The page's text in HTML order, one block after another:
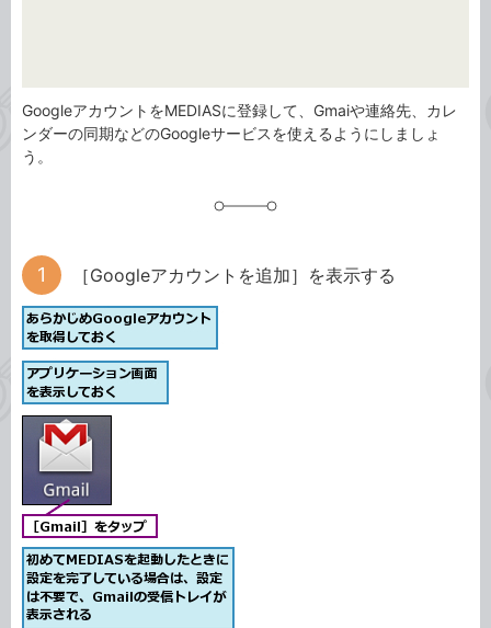
GoogleアカウントをMEDIASに登録して、Gmaiや連絡先、カレ
ンダーの同期などのGoogleサービスを使えるようにしましょ
う。
［Googleアカウントを追加］を表示する